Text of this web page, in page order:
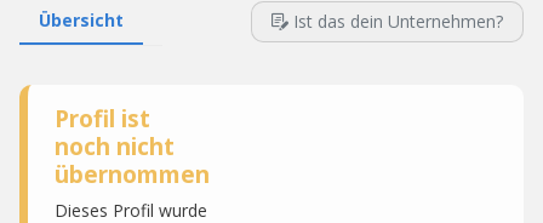
Übersicht Ist das dein Unternehmen?
Profil ist
noch nicht
übernommen
Dieses Profil wurde